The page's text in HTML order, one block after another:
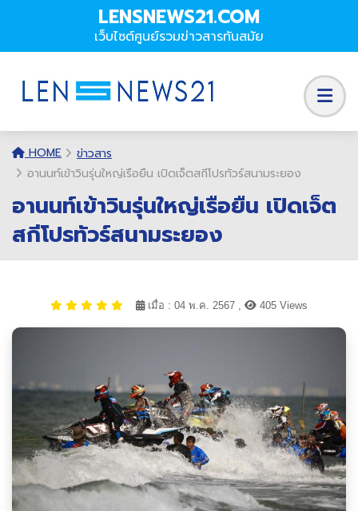
LENSNEWS21.COM
เว็บไซต์ศูนย์รวมข่าวสารทันสมัย
HOME
ข่าวสาร
อานนท์เข้าวินรุ่นใหญ่เรือยืน เปิดเจ็ตสกีโปรทัวร์สนามระยอง
อานนท์เข้าวินรุ่นใหญ่เรือยืน เปิดเจ็ต
สกีโปรทัวร์สนามระยอง
เมื่อ : 04 พ.ค. 2567 , 405 Views